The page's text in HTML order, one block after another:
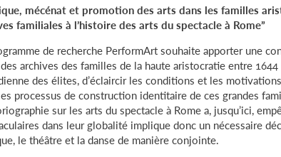
mécénat et promotion des arts dans les familles
familiales à l’histoire des arts du spectacle à Rome”
de recherche PerformArt souhaite apporter une
archives des familles de la haute aristocratie entre
des élites, d’éclaircir les conditions et les
processus de construction identitaire de ces grandes
sur les arts du spectacle à Rome a, jusqu’ici,
dans leur globalité implique donc un nécessaire
le théâtre et la danse de manière conjointe.